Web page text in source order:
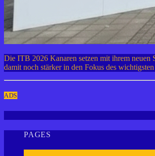
Die ITB 2026 Kanaren setzen mit ihrem neuen
damit noch stärker in den Fokus des
ADS
PAGES